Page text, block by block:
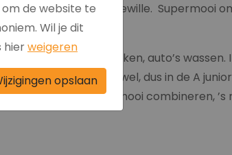
en Mark Schonewille. Supermooi
Piet Martens te werken, auto’s wassen.
en het voetballen wel, dus in de A
Dus kon ik het mooi combineren,
om de website te
Wil je dit
hierweigeren
opslaan